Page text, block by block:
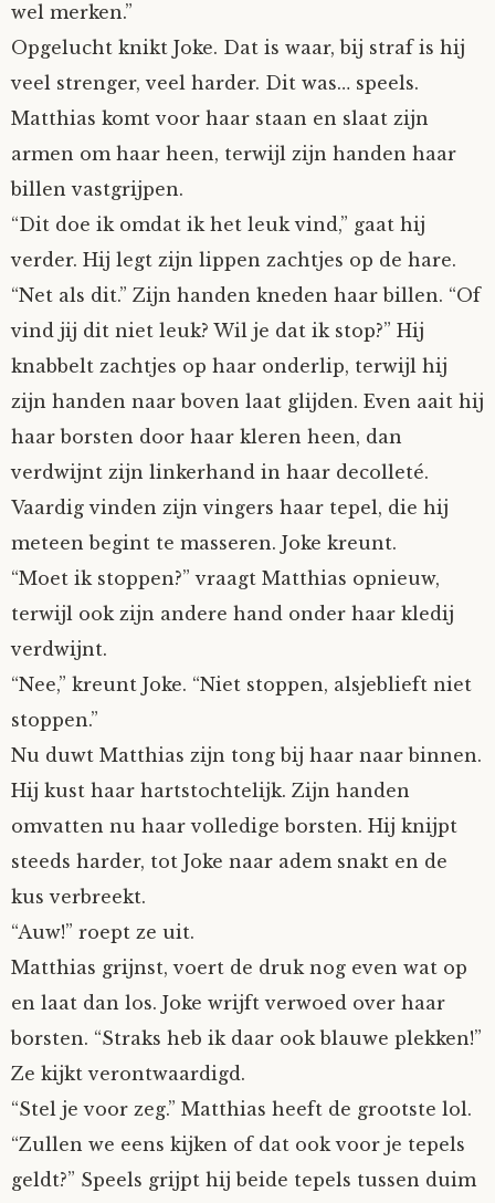
wel merken.”
Opgelucht knikt Joke. Dat is waar, bij straf is hij
veel strenger, veel harder. Dit was… speels.
Matthias komt voor haar staan en slaat zijn
armen om haar heen, terwijl zijn handen haar
billen vastgrijpen.
“Dit doe ik omdat ik het leuk vind,” gaat hij
verder. Hij legt zijn lippen zachtjes op de hare.
“Net als dit.” Zijn handen kneden haar billen. “Of
vind jij dit niet leuk? Wil je dat ik stop?” Hij
knabbelt zachtjes op haar onderlip, terwijl hij
zijn handen naar boven laat glijden. Even aait hij
haar borsten door haar kleren heen, dan
verdwijnt zijn linkerhand in haar decolleté.
Vaardig vinden zijn vingers haar tepel, die hij
meteen begint te masseren. Joke kreunt.
“Moet ik stoppen?” vraagt Matthias opnieuw,
terwijl ook zijn andere hand onder haar kledij
verdwijnt.
“Nee,” kreunt Joke. “Niet stoppen, alsjeblieft niet
stoppen.”
Nu duwt Matthias zijn tong bij haar naar binnen.
Hij kust haar hartstochtelijk. Zijn handen
omvatten nu haar volledige borsten. Hij knijpt
steeds harder, tot Joke naar adem snakt en de
kus verbreekt.
“Auw!” roept ze uit.
Matthias grijnst, voert de druk nog even wat op
en laat dan los. Joke wrijft verwoed over haar
borsten. “Straks heb ik daar ook blauwe plekken!”
Ze kijkt verontwaardigd.
“Stel je voor zeg.” Matthias heeft de grootste lol.
“Zullen we eens kijken of dat ook voor je tepels
geldt?” Speels grijpt hij beide tepels tussen duim